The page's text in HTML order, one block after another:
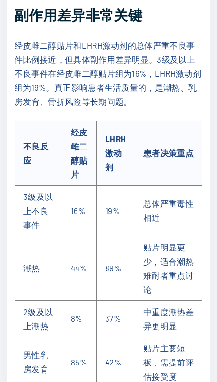
副作用差异非常关键
经皮雌二醇贴片和LHRH激动剂的总体严重不良事
件比例接近，但具体副作用差异明显。3级及以上
不良事件在经皮雌二醇贴片组为16%，LHRH激动剂
组为19%。真正影响患者生活质量的，是潮热、乳
房发育、骨折风险等长期问题。
不良反
应
经皮
雌二
醇贴
片
LHRH
激动
剂
患者决策重点
3级及以
上不良
事件
16% 19%
总体严重毒性
相近
潮热 44% 89%
贴片明显更
少，适合潮热
难耐者重点讨
论
2级及以
上潮热
8% 37%
中重度潮热差
异更明显
男性乳
房发育
85% 42%
贴片主要短
板，需提前评
估接受度